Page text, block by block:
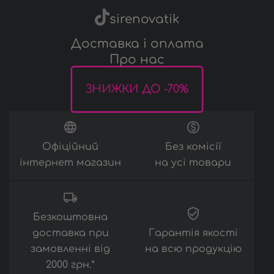
sirenovatik
Доставка і оплата
Про нас
ЗНИЖКИ ДО -70%
Офіційний
інтернет магазин
Без комісії
на усі товари
Безкоштовна
доставка при
замовленні від
2000 грн.*
Гарантія якості
на всю продукцію